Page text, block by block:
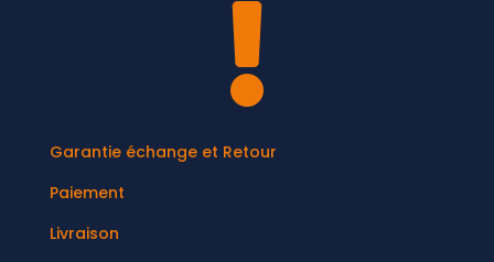

Garantie échange et Retour
Paiement
Livraison